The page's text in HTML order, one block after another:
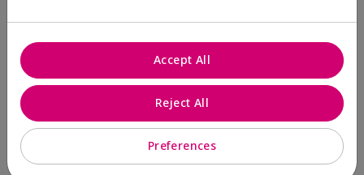
Marcar esta opinión
5
MaryKay travel roll up bag
Preferences
Reject All
Accept All